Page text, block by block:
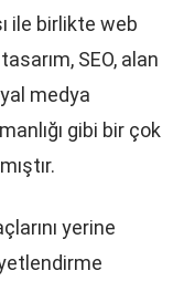
ile birlikte web
SEO, alan
medya
gibi bir çok
yerine